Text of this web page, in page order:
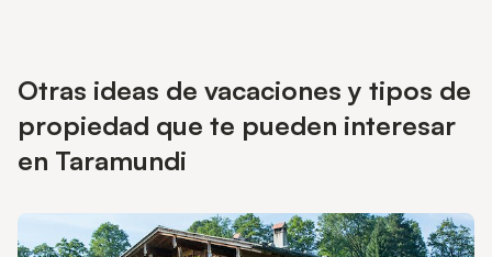
Otras ideas de vacaciones y tipos de
propiedad que te pueden interesar
en Taramundi